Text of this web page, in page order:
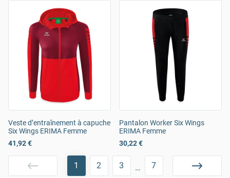
Veste d’entraînement à capuche
Six Wings ERIMA Femme
41,92 €
Pantalon Worker Six Wings
ERIMA Femme
30,22 €
1 2 3 … 7